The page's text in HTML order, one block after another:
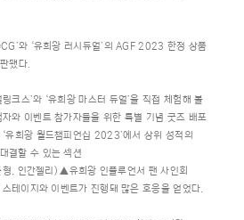
와 ‘유희왕 러시듀얼’의 AGF 2023 한정 상품
됐다.
크스’와 ‘유희왕 마스터 듀얼’을 직접 체험해 볼
와 이벤트 참가자들을 위한 특별 기념 굿즈 배포
유희왕 월드챔피언십 2023’에서 상위 성적의
결할 수 있는 섹션
, 인간젤리) ▲유희왕 인플루언서 팬 사인회
테이지와 이벤트가 진행돼 많은 호응을 얻었다.